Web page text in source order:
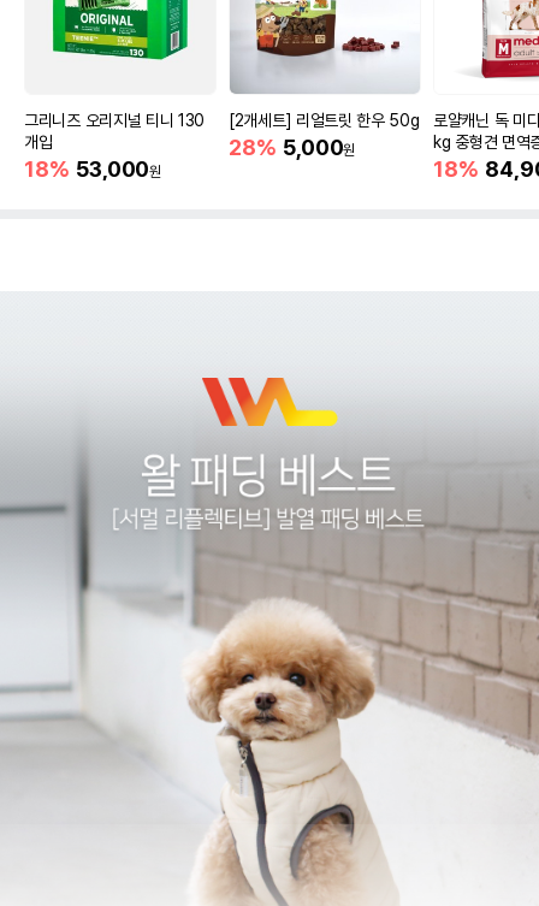
그리니즈 오리지널 티니 130
개입
18% 53,000원
[2개세트] 리얼트릿 한우 50g
28% 5,000원
로얄캐닌 독 미
kg 중형견 면역
18%